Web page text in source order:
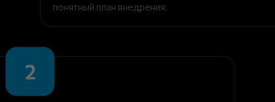
понятный план внедрения.
2